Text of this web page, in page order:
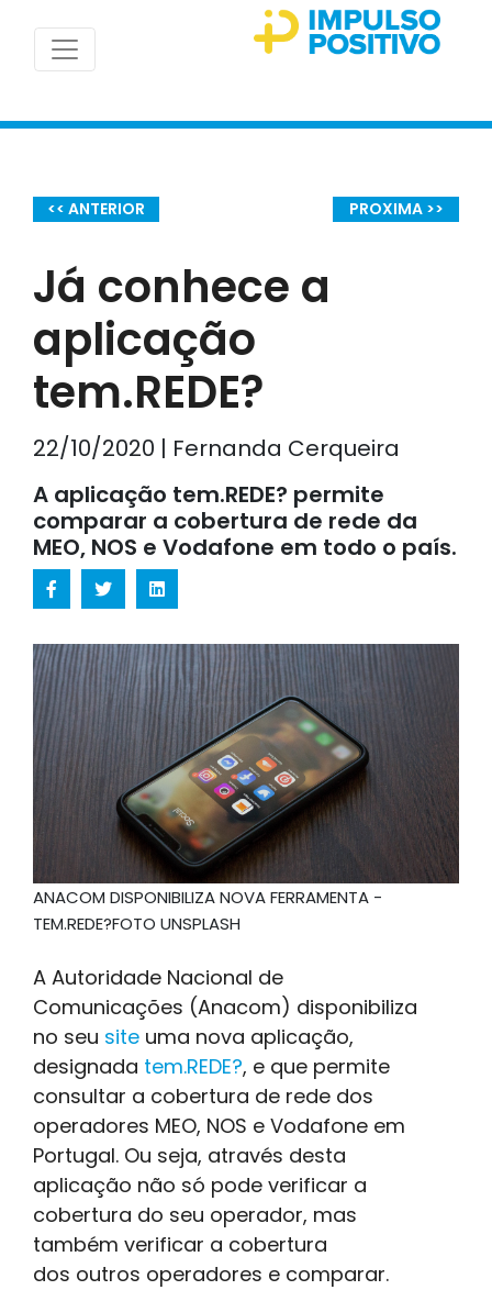
<< ANTERIOR PROXIMA >>
Já conhece a
aplicação
tem.REDE?
22/10/2020 | Fernanda Cerqueira
A aplicação tem.REDE? permite
comparar a cobertura de rede da
MEO, NOS e Vodafone em todo o país.
ANACOM DISPONIBILIZA NOVA FERRAMENTA -
TEM.REDE?FOTO UNSPLASH
A Autoridade Nacional de
Comunicações (Anacom) disponibiliza
no seu site uma nova aplicação,
designada tem.REDE?, e que permite
consultar a cobertura de rede dos
operadores MEO, NOS e Vodafone em
Portugal. Ou seja, através desta
aplicação não só pode verificar a
cobertura do seu operador, mas
também verificar a cobertura
dos outros operadores e comparar.